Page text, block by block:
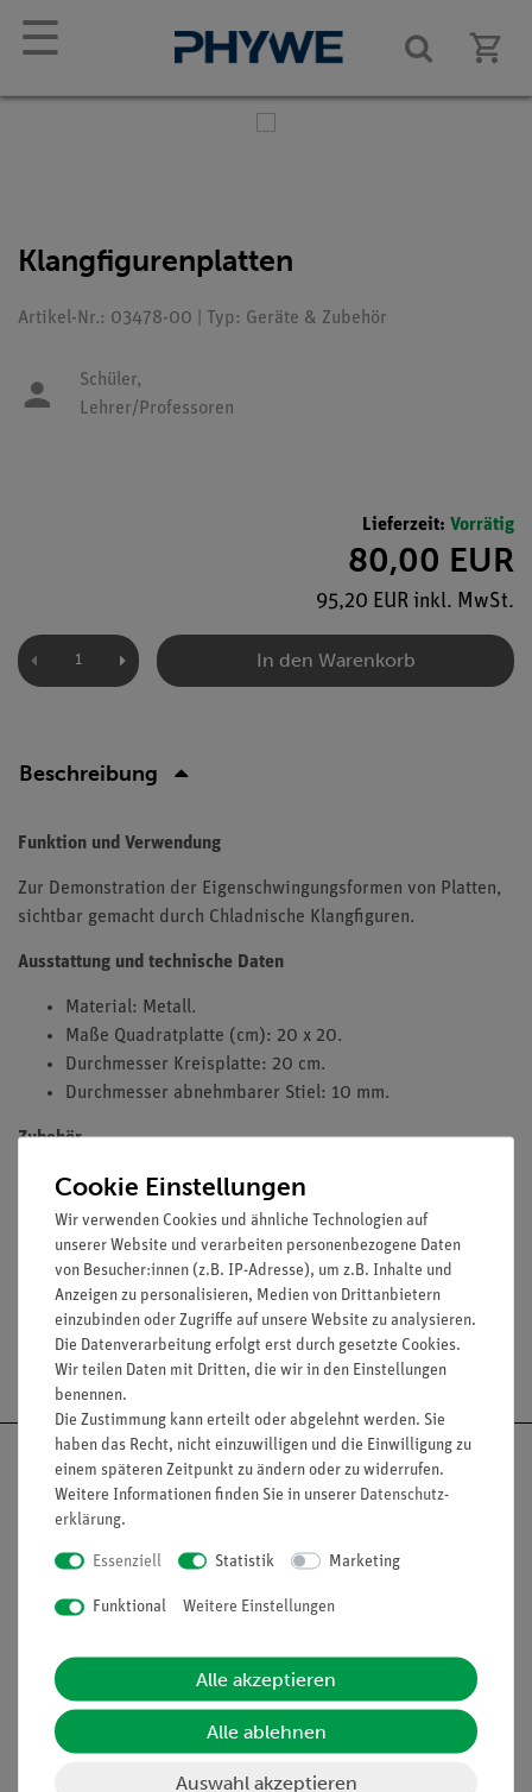
☰
Klangfigurenplatten
Artikel-Nr.: 03478-00 | Typ: Geräte & Zubehör
Schüler,
Lehrer/Professoren
Lieferzeit: Vorrätig
80,00 EUR
95,20 EUR inkl. MwSt.
In den Warenkorb
Beschreibung
Funktion und Verwendung
Zur Demonstration der Eigenschwingungsformen von Platten,
sichtbar gemacht durch Chladnische Klangfiguren.
Ausstattung und technische Daten
Material: Metall.
Maße Quadratplatte (cm): 20 x 20.
Durchmesser Kreisplatte: 20 cm.
Durchmesser abnehmbarer Stiel: 10 mm.
Zubehör
Leistungsfrequenzgenerator (13650.93)
Schallkopf (03524.00)
Seesand (30220.67)
Versandkostenfrei ab 300,- €
Projekte und Lösungen
Beratung & Showroom
Cookie Einstellungen
Wir verwenden Cookies und ähnliche Technologien auf
unserer Website und verarbeiten personenbezogene Daten
von Besucher:innen (z.B. IP-Adresse), um z.B. Inhalte und
Anzeigen zu personalisieren, Medien von Drittanbietern
einzubinden oder Zugriffe auf unsere Website zu analysieren.
Die Datenverarbeitung erfolgt erst durch gesetzte Cookies.
Wir teilen Daten mit Dritten, die wir in den Einstellungen
benennen.
Die Zustimmung kann erteilt oder abgelehnt werden. Sie
haben das Recht, nicht einzuwilligen und die Einwilligung zu
einem späteren Zeitpunkt zu ändern oder zu widerrufen.
Weitere Informationen finden Sie in unserer Daten­schutz­
erklärung.
Essenziell Statistik Marketing
Funktional Weitere Einstellungen
Alle akzeptieren
Alle ablehnen
Auswahl akzeptieren